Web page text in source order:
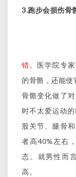
3.跑步会损伤骨
错。
医学院专
的骨骼，还能使
骨骼变化做了
时不太爱运动的
股关节、腿骨
者高 40% 左右
态。就男性而
高。